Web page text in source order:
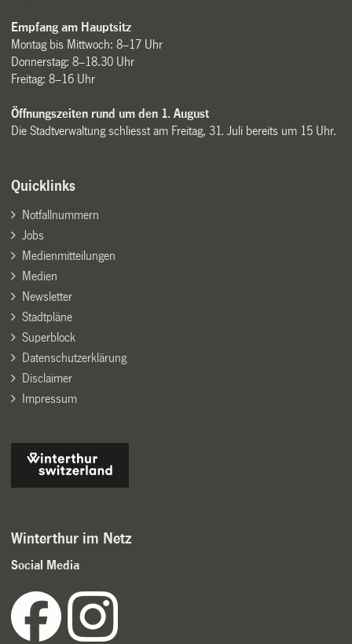
Empfang am Hauptsitz
Montag bis Mittwoch: 8–17 Uhr
Donnerstag: 8–18.30 Uhr
Freitag: 8–16 Uhr
Öffnungszeiten rund um den 1. August
Die Stadtverwaltung schliesst am Freitag, 31. Juli bereits um 15 Uhr.
Quicklinks
Notfallnummern
Jobs
Medienmitteilungen
Medien
Newsletter
Stadtpläne
Superblock
Datenschutzerklärung
Disclaimer
Impressum
Winterthur im Netz
Social Media